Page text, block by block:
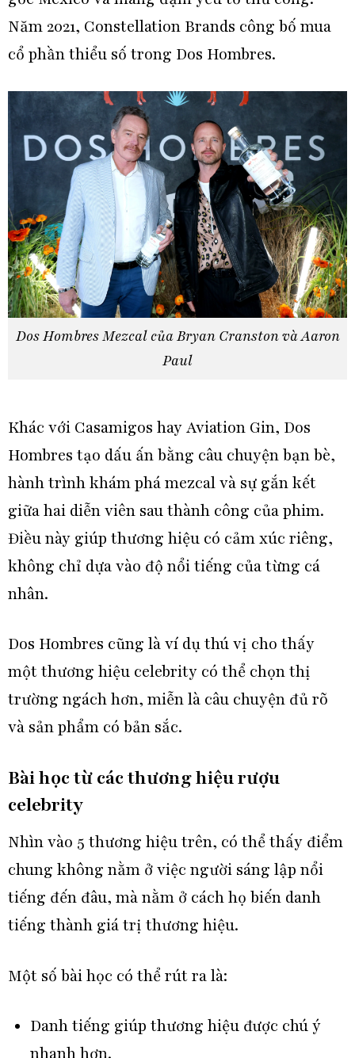
Năm 2021, Constellation Brands công bố mua
cổ phần thiểu số trong Dos Hombres.
Dos Hombres Mezcal của Bryan Cranston và Aaron
Paul
Khác với Casamigos hay Aviation Gin, Dos
Hombres tạo dấu ấn bằng câu chuyện bạn bè,
hành trình khám phá mezcal và sự gắn kết
giữa hai diễn viên sau thành công của phim.
Điều này giúp thương hiệu có cảm xúc riêng,
không chỉ dựa vào độ nổi tiếng của từng cá
nhân.
Dos Hombres cũng là ví dụ thú vị cho thấy
một thương hiệu celebrity có thể chọn thị
trường ngách hơn, miễn là câu chuyện đủ rõ
và sản phẩm có bản sắc.
Bài học từ các thương hiệu rượu
celebrity
Nhìn vào 5 thương hiệu trên, có thể thấy điểm
chung không nằm ở việc người sáng lập nổi
tiếng đến đâu, mà nằm ở cách họ biến danh
tiếng thành giá trị thương hiệu.
Một số bài học có thể rút ra là:
Danh tiếng giúp thương hiệu được chú ý